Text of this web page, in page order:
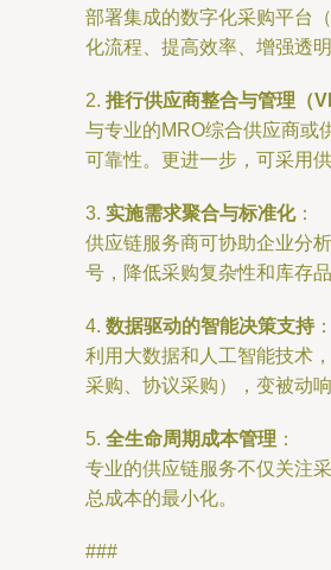
部署集成的数字化采购平台
化流程、提高效率、增强透
2. 推行供应商整合与管理（
与专业的MRO综合供应商或
可靠性。更进一步，可采用
3. 实施需求聚合与标准化：
供应链服务商可协助企业分
号，降低采购复杂性和库存品
4. 数据驱动的智能决策支持：
利用大数据和人工智能技术
采购、协议采购），变被动
5. 全生命周期成本管理 ：
专业的供应链服务不仅关注
总成本的最小化。
###